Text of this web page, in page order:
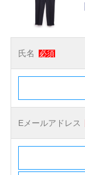
氏名 必須
Eメールアドレス